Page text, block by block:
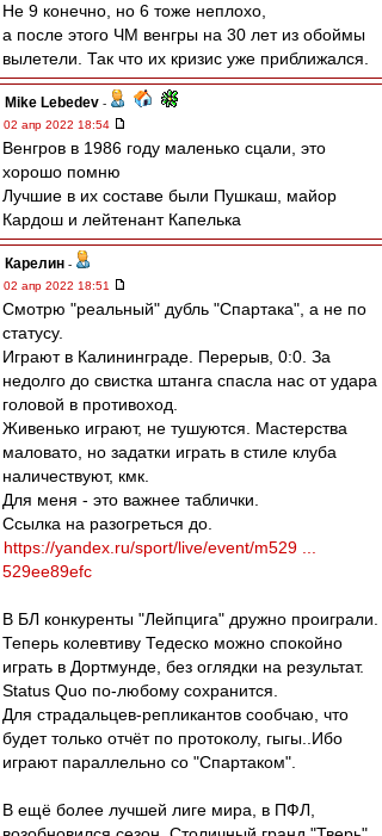
Не 9 конечно, но 6 тоже неплохо,
а после этого ЧМ венгры на 30 лет из обоймы
вылетели. Так что их кризис уже приближался.
Mike Lebedev -
02 апр 2022 18:54
Венгров в 1986 году маленько сцали, это
хорошо помню
Лучшие в их составе были Пушкаш, майор
Кардош и лейтенант Капелька
Карелин -
02 апр 2022 18:51
Смотрю "реальный" дубль "Спартака", а не по
статусу.
Играют в Калининграде. Перерыв, 0:0. За
недолго до свистка штанга спасла нас от удара
головой в противоход.
Живенько играют, не тушуются. Мастерства
маловато, но задатки играть в стиле клуба
наличествуют, кмк.
Для меня - это важнее таблички.
Ссылка на разогреться до.
https://yandex.ru/sport/live/event/m529 ...
529ee89efc
В БЛ конкуренты "Лейпцига" дружно проиграли.
Теперь колевтиву Тедеско можно спокойно
играть в Дортмунде, без оглядки на результат.
Status Quo по-любому сохранится.
Для страдальцев-репликантов сообчаю, что
будет только отчёт по протоколу, гыгы..Ибо
играют параллельно со "Спартаком".
В ещё более лучшей лиге мира, в ПФЛ,